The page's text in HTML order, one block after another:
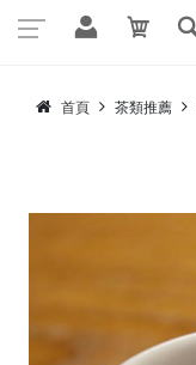
首頁 茶類推薦